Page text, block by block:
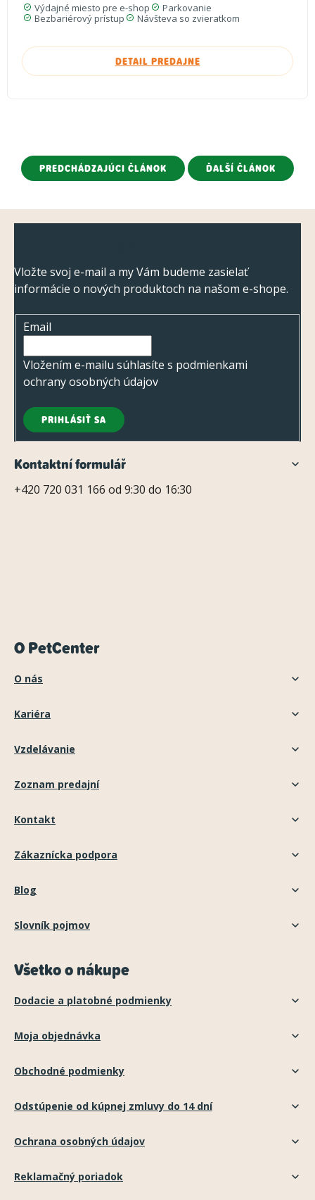
Výdajné miesto pre e-shop
Parkovanie
Bezbariérový prístup
Návšteva so zvieratkom
DETAIL PREDAJNE
PREDCHÁDZAJÚCI ČLÁNOK ĎALŠÍ ČLÁNOK
Vložte svoj e-mail a my Vám budeme zasielať
informácie o nových produktoch na našom e-shope.
Email
Vložením e-mailu súhlasíte s podmienkami
ochrany osobných údajov
PRIHLÁSIŤ SA
Kontaktní formulář
+420 720 031 166 od 9:30 do 16:30
O PetCenter
O nás
Kariéra
Vzdelávanie
Zoznam predajní
Kontakt
Zákaznícka podpora
Blog
Slovník pojmov
Všetko o nákupe
Dodacie a platobné podmienky
Moja objednávka
Obchodné podmienky
Odstúpenie od kúpnej zmluvy do 14 dní
Ochrana osobných údajov
Reklamačný poriadok